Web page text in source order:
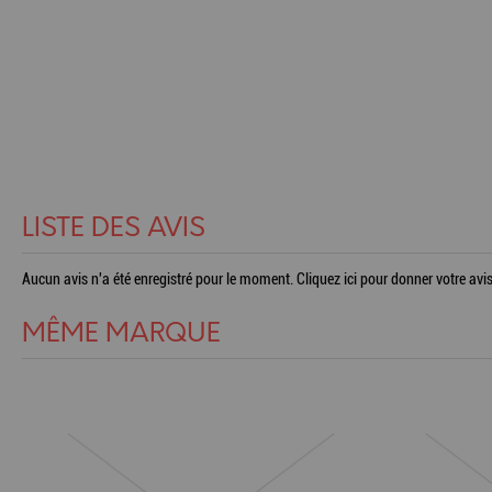
LISTE DES AVIS
Aucun avis n'a été enregistré pour le moment. Cliquez ici pour donner votre
MÊME MARQUE